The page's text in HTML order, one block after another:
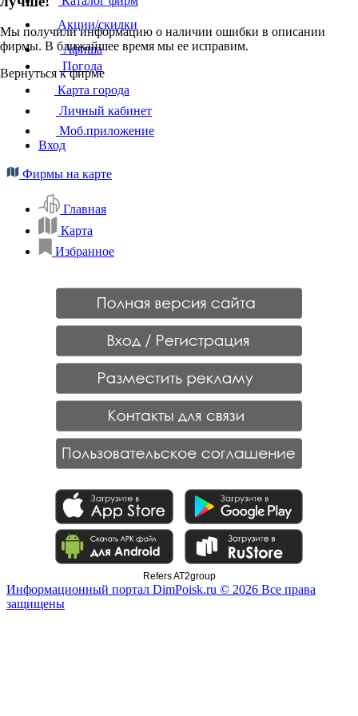
Мы получили информацию о наличии ошибки в описании
фирмы. В ближайшее время мы ее исправим.
Вернуться к фирме
Акции/скидки
Афиша
Погода
Карта города
Личный кабинет
Моб.приложение
Вход
Фирмы на карте
Главная
Карта
Избранное
Refers AT2group
Информационный портал DimPoisk.ru © 2026 Все права
защищены